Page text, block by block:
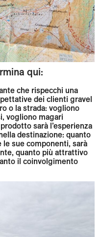
qui:
che rispecchi una
dei clienti gravel
o la strada: vogliono
vogliono magari
sarà l’esperienza
destinazione: quanto
sue componenti, sarà
quanto più attrattivo
il coinvolgimento